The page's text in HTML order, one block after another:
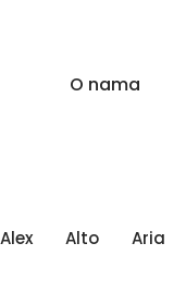
O nama
more
Alex
more
Alto
more
Aria